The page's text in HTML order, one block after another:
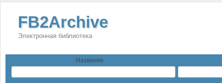
FB2Archive
Электронная библиотека
Название